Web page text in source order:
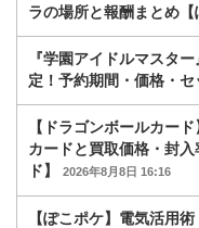
ラの場所と報酬まとめ【
『学園アイドルマスタ
定！予約期間・価格・
【ドラゴンボールカー
カードと買取価格・封
ド】
2026年8月8日 16:16
【ぽこポケ】電気活用